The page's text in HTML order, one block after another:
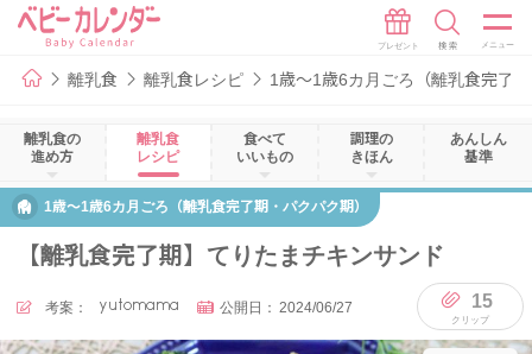
離乳食 離乳食レシピ 1歳～1歳6カ月ごろ（離乳食完了
離乳食の
進め方
離乳食
レシピ
食べて
いいもの
調理の
きほん
あんしん
基準
1歳～1歳6カ月ごろ（離乳食完了期・パクパク期）
【離乳食完了期】てりたまチキンサンド
考案： yutomama 公開日： 2024/06/27 15